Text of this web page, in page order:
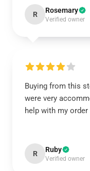
R Rosemary
Verified owner
Buying from this
were very
help with my order
R Ruby
Verified owner